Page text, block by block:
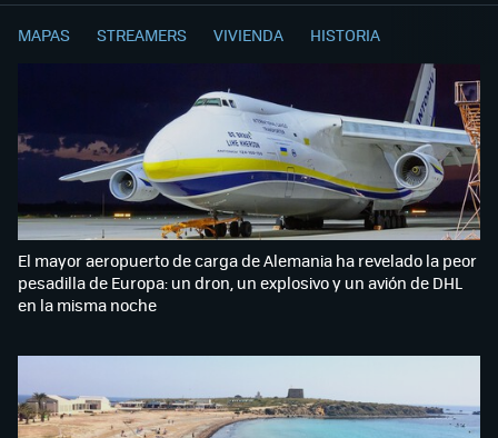
MAPAS STREAMERS VIVIENDA HISTORIA
El mayor aeropuerto de carga de Alemania ha revelado la peor
pesadilla de Europa: un dron, un explosivo y un avión de DHL
en la misma noche